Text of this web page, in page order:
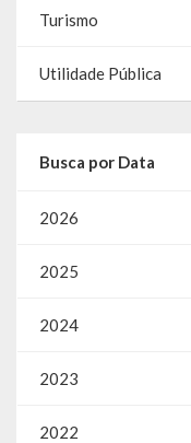
Turismo
Utilidade Pública
Busca por Data
2026
2025
2024
2023
2022